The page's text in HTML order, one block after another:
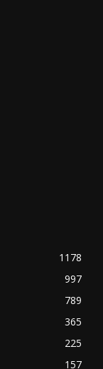
1178
997
789
365
225
157